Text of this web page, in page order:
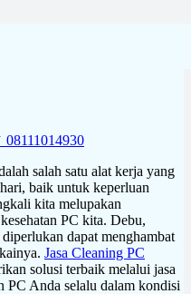
08111014930
salah satu alat kerja yang
baik untuk keperluan
kita melupakan
PC kita. Debu,
dapat menghambat
Jasa Cleaning PC
solusi terbaik melalui jasa
PC Anda selalu dalam kondisi